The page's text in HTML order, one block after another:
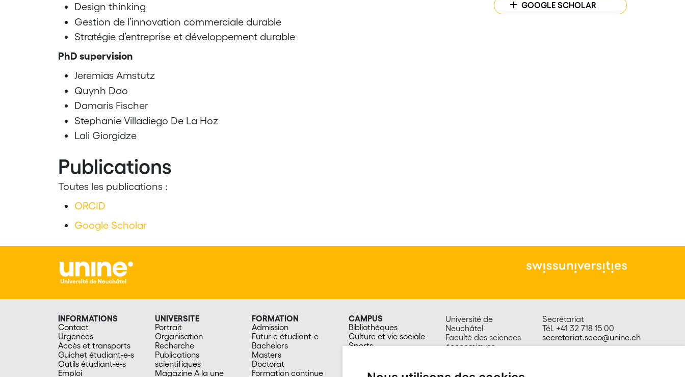
Design thinking
Gestion de l’innovation commerciale durable
Stratégie d’entreprise et développement durable
PhD supervision
Jeremias Amstutz
Quynh Dao
Damaris Fischer
Stephanie Villadiego De La Hoz
Lali Giorgidze
Publications
Toutes les publications :
ORCID
Google Scholar
GOOGLE SCHOLAR
INFORMATIONS
Contact
Urgences
Accès et transports
Guichet étudiant-e-s
Outils étudiant-e-s
Emploi
UNIVERSITE
Portrait
Organisation
Recherche
Publications
scientifiques
Magazine A la une
FORMATION
Admission
Futur-e étudiant-e
Bachelors
Masters
Doctorat
Formation continue
CAMPUS
Bibliothèques
Culture et vie sociale
Sports
En images
Université de
Neuchâtel
Faculté des sciences
économiques
Suisse
Secrétariat
Tél. +41 32 718 15 00
secretariat.seco@unine.ch